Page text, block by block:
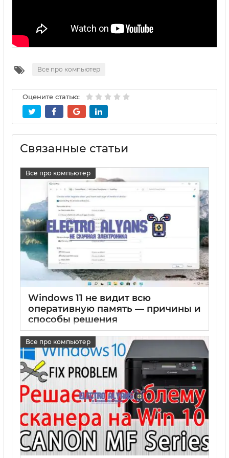
Все про компьютер
Оцените статью:
Связанные статьи
Все про компьютер
Windows 11 не видит всю
оперативную память — причины и
способы решения
17 05 2025 0
Все про компьютер